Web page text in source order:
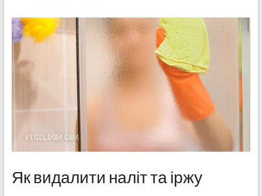
Як видалити наліт та іржу